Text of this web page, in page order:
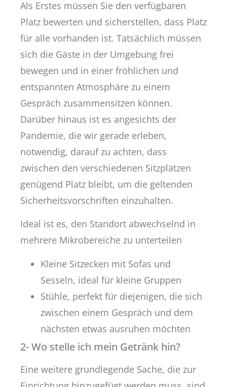
Als Erstes müssen Sie den verfügbaren
Platz bewerten und sicherstellen, dass Platz
für alle vorhanden ist. Tatsächlich müssen
sich die Gäste in der Umgebung frei
bewegen und in einer fröhlichen und
entspannten Atmosphäre zu einem
Gespräch zusammensitzen können.
Darüber hinaus ist es angesichts der
Pandemie, die wir gerade erleben,
notwendig, darauf zu achten, dass
zwischen den verschiedenen Sitzplätzen
genügend Platz bleibt, um die geltenden
Sicherheitsvorschriften einzuhalten.
Ideal ist es, den Standort abwechselnd in
mehrere Mikrobereiche zu unterteilen
Kleine Sitzecken mit Sofas und
Sesseln, ideal für kleine Gruppen
Stühle, perfekt für diejenigen, die sich
zwischen einem Gespräch und dem
nächsten etwas ausruhen möchten
2- Wo stelle ich mein Getränk hin?
Eine weitere grundlegende Sache, die zur